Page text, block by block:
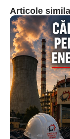
Articole
textul
textul